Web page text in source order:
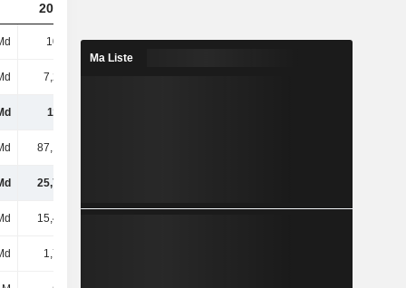
2023
106 Md 101 Md 97,4 Md
7,24 Md
113 Md
87,14 Md
25,72 Md
15,49 Md
1,77 Md
Ma Liste